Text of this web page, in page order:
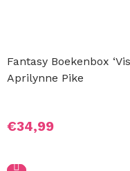
Fantasy Boekenbox
Aprilynne Pike
€34,99